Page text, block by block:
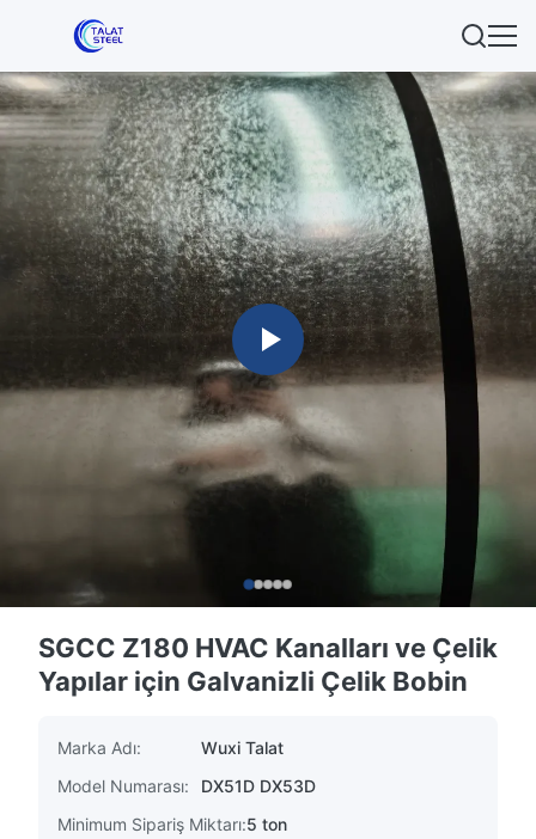
SGCC Z180 HVAC Kanalları ve Çelik
Yapılar için Galvanizli Çelik Bobin
Marka Adı:
Wuxi Talat
Model Numarası:
DX51D DX53D
Minimum Sipariş Miktarı:5 ton